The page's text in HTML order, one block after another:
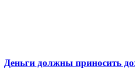
Деньги должны приносить